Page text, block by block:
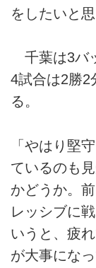
をしたいと思
千葉は3バ
4試合は2勝2
る。
「やはり堅
ているのも
かどうか。
レッシブに
いうと、疲
が大事にな